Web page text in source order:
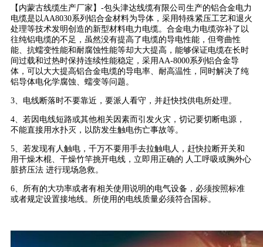
【内蒙古线缆生产厂家】-包头津达线缆有限公司生产的铝合金电力
电缆是以AA8030系列铝合金材料为导体，采用特殊紧压工艺和退火
处理等技术发明创造的新型材料电力电缆。合金电力电缆弥补了以
往纯铝电缆的不足，虽然没有提高了电缆的导电性能，但弯曲性
能、抗蠕变性能和耐腐蚀性能等却大大提高，能够保证电缆在长时
间过载和过热时保持连续性能稳定，采用AA-8000系列铝合金导
体，可以大大提高铝合金电缆的导电率、耐高温性，同时解决了纯
铝导体电化学腐蚀、蠕变等问题。
3、电线断落时不要靠近，要派人看守，并赶快找供电所处理。
4、若因电线短路或其他相关因素而引发火灾，切记要切断电源，
不能直接用水扑灭，以防发生触电伤亡事故等。
5、若发现有人触电，千万不要用手去拉触电人，赶快拉断开关和
用干燥木棍、干燥竹竿挑开电线，立即用正确的 人工呼吸或胸外心
脏挤压法 进行现场急救。
6、所有的大功率或者有相关使用说明的电气设备，必须按照标准
或者规定设置接地线。所使用的电线质量必须符合国标。